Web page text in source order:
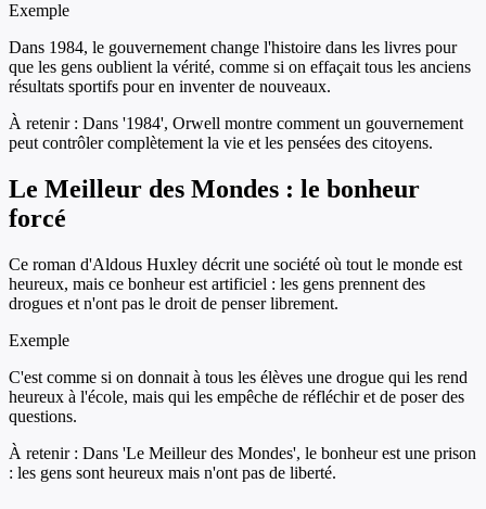
Exemple
Dans 1984, le gouvernement change l'histoire dans les livres pour
que les gens oublient la vérité, comme si on effaçait tous les anciens
résultats sportifs pour en inventer de nouveaux.
À retenir : Dans '1984', Orwell montre comment un gouvernement
peut contrôler complètement la vie et les pensées des citoyens.
Le Meilleur des Mondes : le bonheur
forcé
Ce roman d'Aldous Huxley décrit une société où tout le monde est
heureux, mais ce bonheur est artificiel : les gens prennent des
drogues et n'ont pas le droit de penser librement.
Exemple
C'est comme si on donnait à tous les élèves une drogue qui les rend
heureux à l'école, mais qui les empêche de réfléchir et de poser des
questions.
À retenir : Dans 'Le Meilleur des Mondes', le bonheur est une prison
: les gens sont heureux mais n'ont pas de liberté.